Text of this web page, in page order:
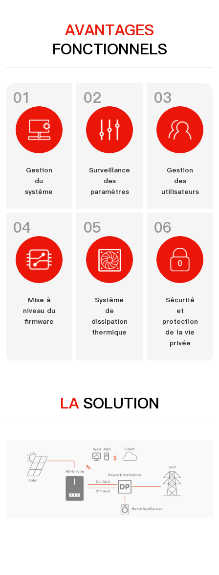
AVANTAGES
FONCTIONNELS
01
Gestion
du
système
02
Surveillance
des
paramètres
03
Gestion
des
utilisateurs
04
Mise à
niveau du
firmware
05
Système
de
dissipation
thermique
06
Sécurité
et
protection
de la vie
privée
LASOLUTION